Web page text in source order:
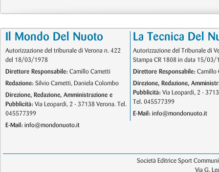
Il Mondo Del Nuoto
Autorizzazione del tribunale di Verona n. 422
del 18/03/1978
Direttore Responsabile: Camillo Cametti
Redazione: Silvio Cametti, Daniela Colombo
Direzione, Redazione, Amministrazione e
Pubblicità: Via Leopardi, 2 - 37138 Verona. Tel.
045577399
E-Mail: info@mondonuoto.it
La Tecnica Del
Autorizzazione del Tribunale di
Stampa CR 1808 in data 15/03/
Direttore Responsabile: Camillo
Direzione, Redazione,
Pubblicità: Via Leopardi, 2 -
Tel. 045577399
E-Mail: info@mondonuoto.it
Società Editrice Sport
Via G.